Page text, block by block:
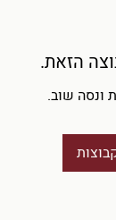
הזאת.
ונסה שוב.